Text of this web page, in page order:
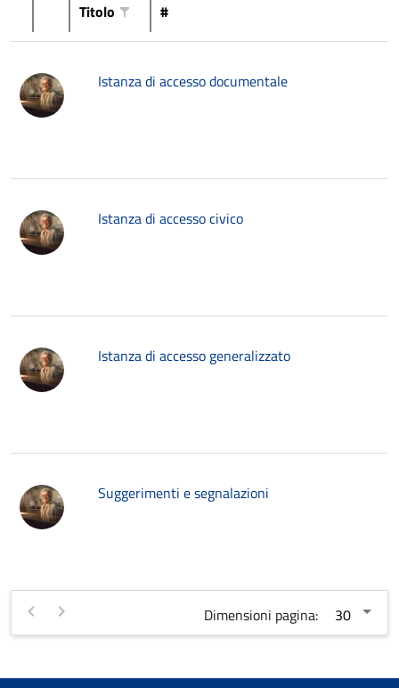
Titolo #
Istanza di accesso documentale
Istanza di accesso civico
Istanza di accesso generalizzato
Suggerimenti e segnalazioni
Dimensioni pagina: